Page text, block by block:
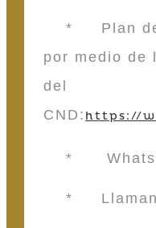
* Plan de
por medio de
del
CND: https://
*
*